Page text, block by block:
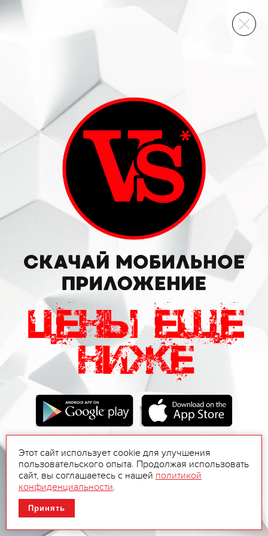
ВИННЫЙ СКЛАД
Этот сайт использует cookie для улучшения
пользовательского опыта. Продолжая использовать
сайт, вы соглашаетесь с нашей политикой
конфиденциальности.
Принять